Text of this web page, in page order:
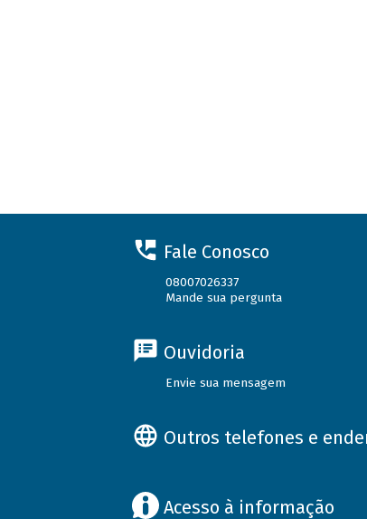
Fale Conosco
08007026337
Mande sua pergunta
Ouvidoria
Envie sua mensagem
Outros telefones e
Acesso à informação